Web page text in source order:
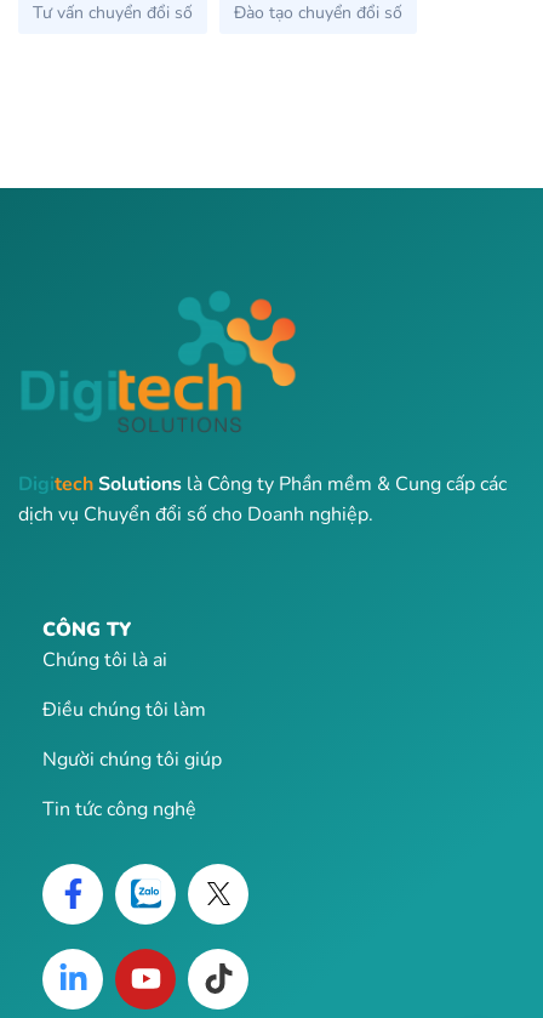
Tư vấn chuyển đổi số Đào tạo chuyển đổi số
DigitechSolutions là Công ty Phần mềm & Cung cấp các
dịch vụ Chuyển đổi số cho Doanh nghiệp.
CÔNG TY
Chúng tôi là ai
Điều chúng tôi làm
Người chúng tôi giúp
Tin tức công nghệ